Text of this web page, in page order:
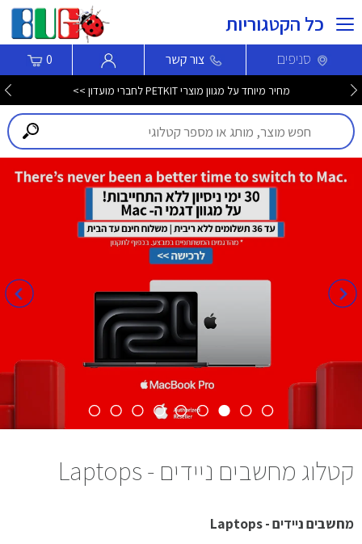
כל הקטגוריות
סניפים צור קשר 0
מחיר מיוחד על מגוון מוצרי PETKIT לחברי מועדון >>
קטלוג מחשבים ניידים - Laptops
מחשבים ניידים - Laptops